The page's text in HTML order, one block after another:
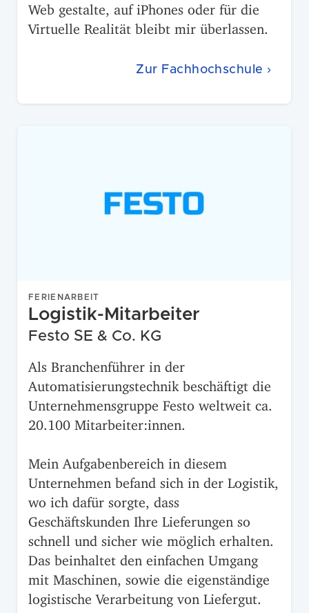
Web gestalte, auf iPhones oder für die
Virtuelle Realität bleibt mir überlassen.
Zur Fachhochschule ›
FERIENARBEIT
Logistik-Mitarbeiter
Festo SE & Co. KG
Als Branchenführer in der
Automatisierungstechnik beschäftigt die
Unternehmensgruppe Festo weltweit ca.
20.100 Mitarbeiter:innen.
Mein Aufgabenbereich in diesem
Unternehmen befand sich in der Logistik,
wo ich dafür sorgte, dass
Geschäftskunden Ihre Lieferungen so
schnell und sicher wie möglich erhalten.
Das beinhaltet den einfachen Umgang
mit Maschinen, sowie die eigenständige
logistische Verarbeitung von Liefergut.